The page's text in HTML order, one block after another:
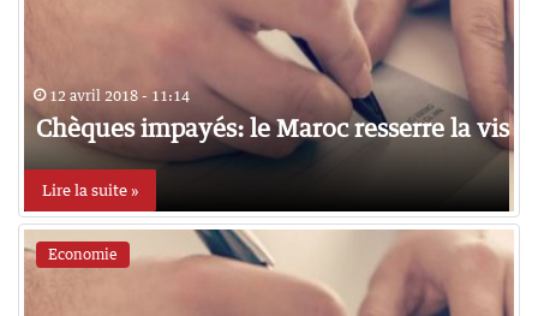
12 avril 2018 - 11:14
Chèques impayés: le Maroc resserre la vis
Lire la suite »
Economie